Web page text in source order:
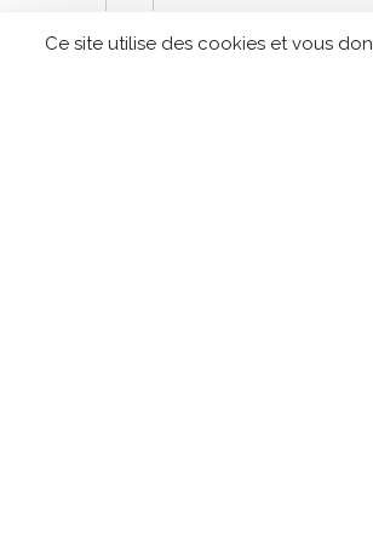
Ce site utilise des cookies et vous